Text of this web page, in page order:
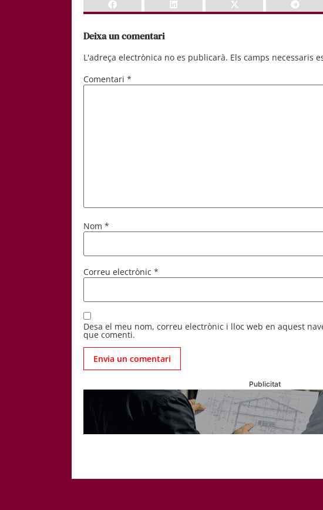
Deixa un comentari
L'adreça electrònica no es publicarà. Els camps necessaris
Comentari *
Nom *
Correu electrònic *
Desa el meu nom, correu electrònic i lloc web en aquest
que comenti.
Publicitat